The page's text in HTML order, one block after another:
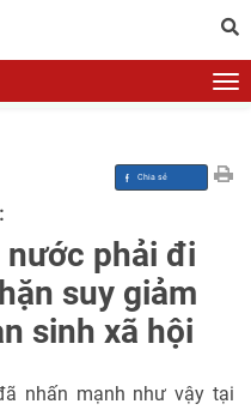
nước phải đi
suy giảm
sinh xã hội
nhấn mạnh như vậy tại